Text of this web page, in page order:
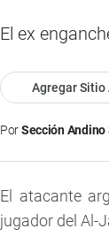
El ex
Agregar Sitio
PorSección Andino
El atacante
jugador del Al-